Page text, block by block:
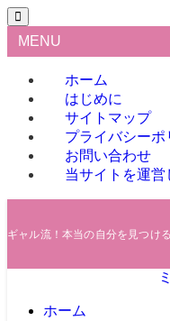
MENU
ホーム
はじめに
サイトマップ
プライバシーポ
お問い合わせ
当サイトを運営
ギャル流！本当の自分を見つけ
ホーム